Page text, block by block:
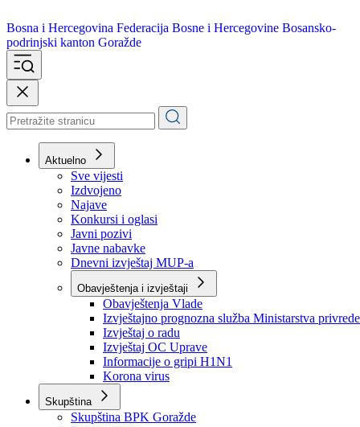
Bosna i Hercegovina
podrinjski kanton Goražde
Aktuelno
Sve vijesti
Izdvojeno
Najave
Konkursi i oglasi
Javni pozivi
Javne nabavke
Dnevni izvještaj MUP-a
Obavještenja i izvještaji
Obavještenja Vlade
Izvještajno prognozna služba Ministarstva privrede
Izvještaj o radu
Izvještaj OC Uprave
Informacije o gripi H1N1
Korona virus